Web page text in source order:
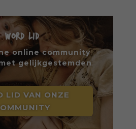
WORD LID
online community
gelijkgestemden
LID VAN ONZE